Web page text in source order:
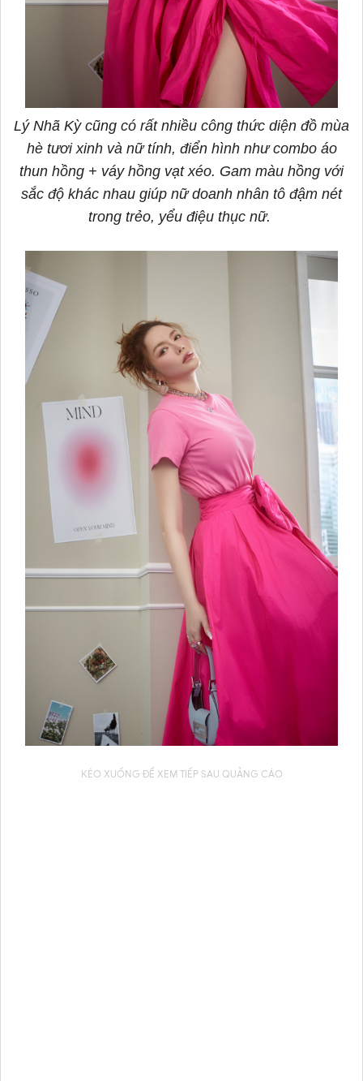
Lý Nhã Kỳ cũng có rất nhiều công thức diện đồ mùa
hè tươi xinh và nữ tính, điển hình như combo áo
thun hồng + váy hồng vạt xéo. Gam màu hồng với
sắc độ khác nhau giúp nữ doanh nhân tô đậm nét
trong trẻo, yểu điệu thục nữ.